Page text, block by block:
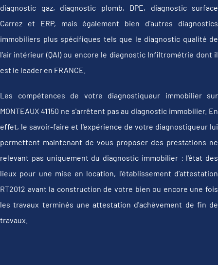
diagnostic gaz, diagnostic plomb, DPE, diagnostic surface
Carrez et ERP, mais également bien d'autres diagnostics
immobiliers plus spécifiques tels que le diagnostic qualité de
l'air intérieur (QAI) ou encore le diagnostic Infiltrométrie dont il
est le leader en FRANCE.
Les compétences de votre diagnostiqueur immobilier sur
MONTEAUX 41150 ne s'arrêtent pas au diagnostic immobilier. En
effet, le savoir-faire et l'expérience de votre diagnostiqueur lui
permettent maintenant de vous proposer des prestations ne
relevant pas uniquement du diagnostic immobilier : l'état des
lieux pour une mise en location, l'établissement d’attestation
RT2012 avant la construction de votre bien ou encore une fois
les travaux terminés une attestation d'achèvement de fin de
travaux.